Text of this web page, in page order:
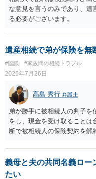
な意見を言うのみであり、遺
る必要がございます。
遺産相続で弟が保険を無
#協議 #家族間の相続トラブル
2026年7月26日
高島 秀行 弁護士
弟が勝手に被相続人の判子を
をし、現金を受け取ることは
断で被相続人の保険契約を解
された書類のコピーを取得し
相談 されたら良いと思います
義母と夫の共同名義ロー
たい